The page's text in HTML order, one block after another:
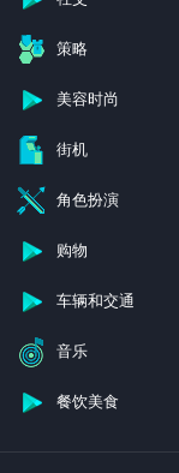
社交
策略
美容时尚
街机
角色扮演
购物
车辆和交通
音乐